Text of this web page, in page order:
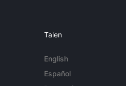
Talen
English
Español